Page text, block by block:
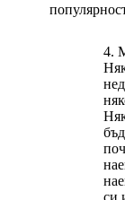
си